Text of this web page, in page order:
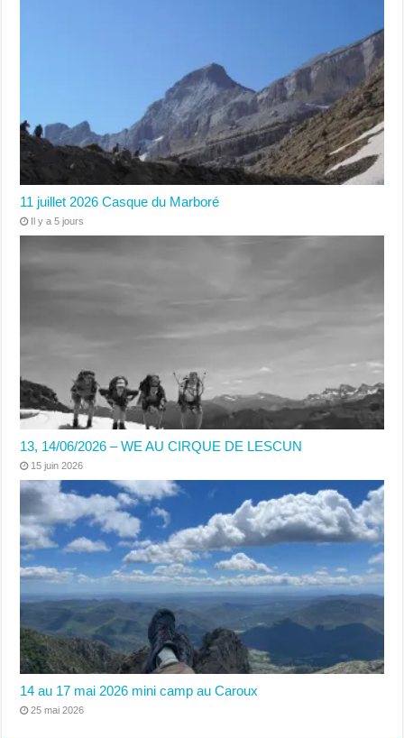
11 juillet 2026 Casque du Marboré
Il y a 5 jours
13, 14/06/2026 – WE AU CIRQUE DE LESCUN
15 juin 2026
14 au 17 mai 2026 mini camp au Caroux
25 mai 2026